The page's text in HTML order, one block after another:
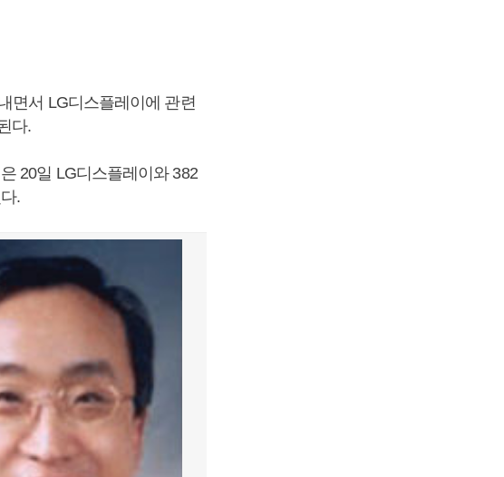
면서 LG디스플레이에 관련
다.
20일 LG디스플레이와 382
.